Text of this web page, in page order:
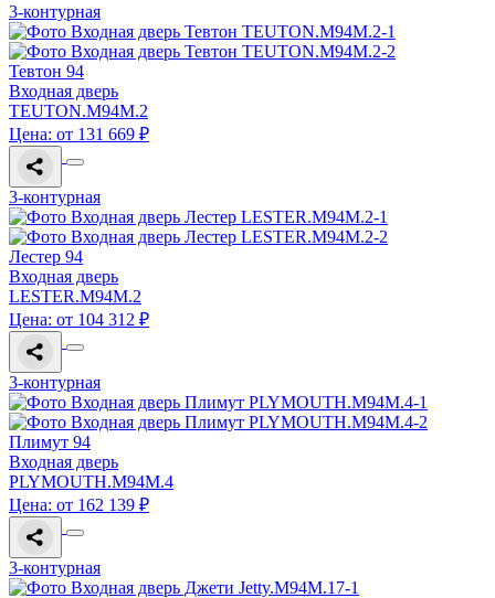
3-контурная
Тевтон 94
Входная дверь
TEUTON.M94M.2
Цена: от 131 669 ₽
3-контурная
Лестер 94
Входная дверь
LESTER.M94M.2
Цена: от 104 312 ₽
3-контурная
Плимут 94
Входная дверь
PLYMOUTH.M94M.4
Цена: от 162 139 ₽
3-контурная